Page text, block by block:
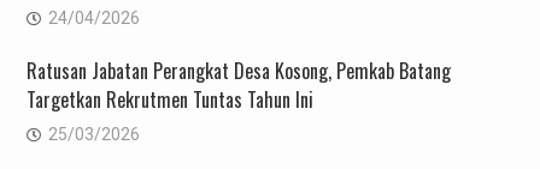
24/04/2026
Ratusan Jabatan Perangkat Desa Kosong, Pemkab Batang
Targetkan Rekrutmen Tuntas Tahun Ini
25/03/2026